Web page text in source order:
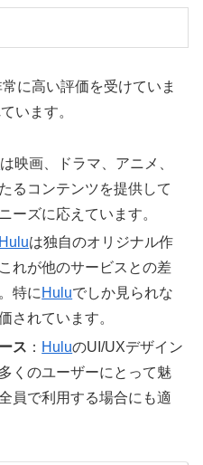
に高い評価を受けていま
います。
は映画、ドラマ、アニメ、
るコンテンツを提供して
ーズに応えています。
Huluは独自のオリジナル作
れが他のサービスとの差
特に Huluでしか見られな
されています。
ス ： HuluのUI/UXデザイン
くのユーザーにとって魅
員で利用する場合にも適